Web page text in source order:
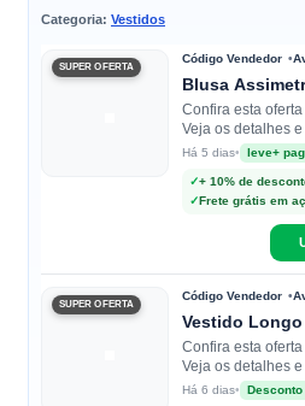
Categoria: Vestidos
SUPER OFERTA
Código Vendedor
Blusa
Confira esta oferta
Veja os detalhes
loja.
Há 5 dias• leve+
✓+ 10% de
✓Frete grátis em
SUPER OFERTA
Código Vendedor
Vestido
Confira esta oferta
Veja os detalhes
loja.
Há 6 dias• Desconto